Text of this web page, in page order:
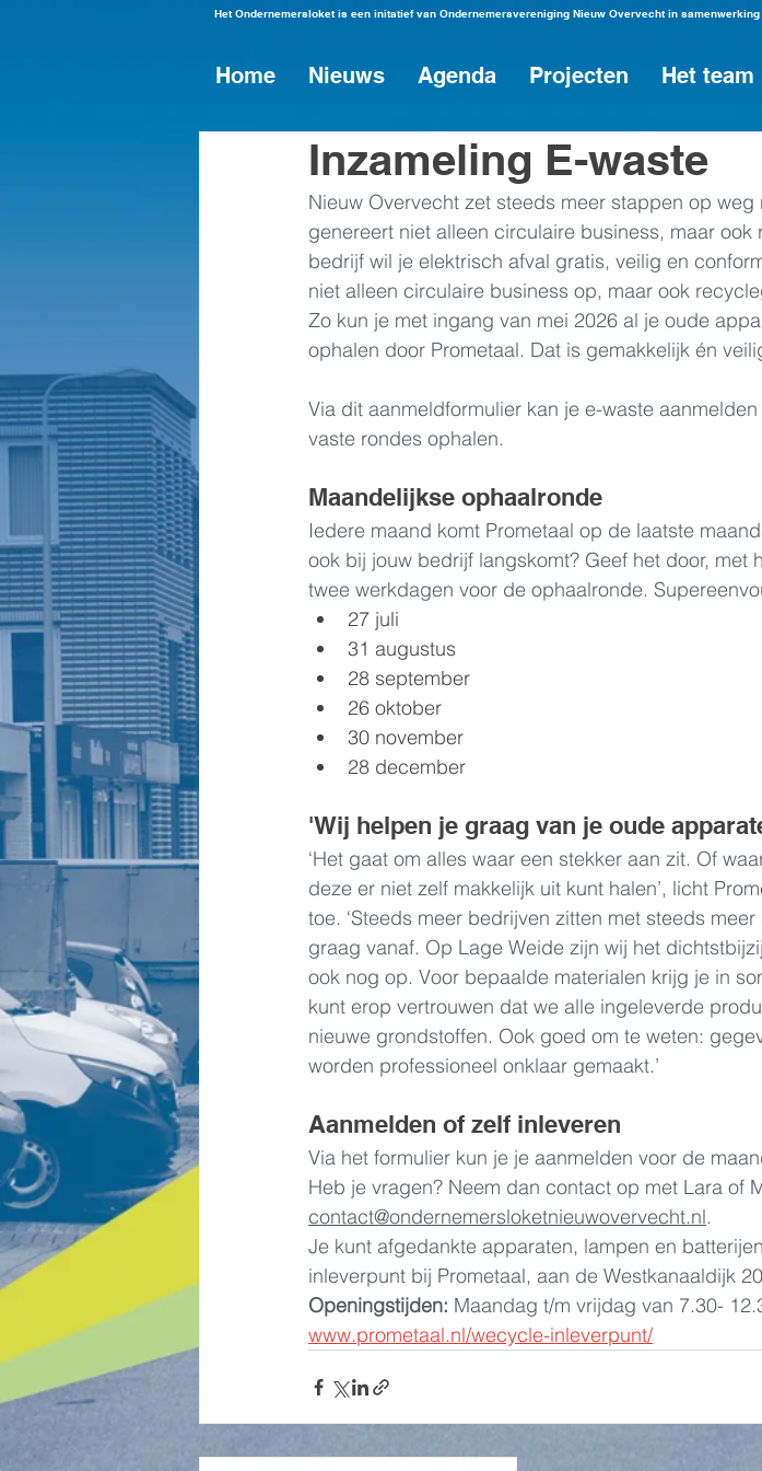
Het Ondernemersloket is een initatief van Ondernemersvereniging Nieuw Overvecht in samenwerking
Home Nieuws Agenda Projecten Het team
Inzameling E-waste
Nieuw Overvecht zet steeds meer stappen op
genereert niet alleen circulaire business, maar
bedrijf wil je elektrisch afval gratis, veilig en
niet alleen circulaire business op, maar ook
Zo kun je met ingang van mei 2026 al je oude
ophalen door Prometaal. Dat is gemakkelijk én
Via dit aanmeldformulier kan je e-waste
vaste rondes ophalen.
Maandelijkse ophaalronde
Iedere maand komt Prometaal op de laatste
ook bij jouw bedrijf langskomt? Geef het door, met
twee werkdagen voor de ophaalronde.
27 juli
31 augustus
28 september
26 oktober
30 november
28 december
'Wij helpen je graag van je oude
‘Het gaat om alles waar een stekker aan zit. Of
deze er niet zelf makkelijk uit kunt halen’, licht
toe. ‘Steeds meer bedrijven zitten met steeds
graag vanaf. Op Lage Weide zijn wij het
ook nog op. Voor bepaalde materialen krijg je in
kunt erop vertrouwen dat we alle ingeleverde
nieuwe grondstoffen. Ook goed om te weten:
worden professioneel onklaar gemaakt.’
Aanmelden of zelf inleveren
Via het formulier kun je je aanmelden voor de
Heb je vragen? Neem dan contact op met Lara of
contact@ondernemersloketnieuwovervecht.nl.
Je kunt afgedankte apparaten, lampen en
inleverpunt bij Prometaal, aan de Westkanaaldijk
Openingstijden: Maandag t/m vrijdag van 7.30-
www.prometaal.nl/wecycle-inleverpunt/